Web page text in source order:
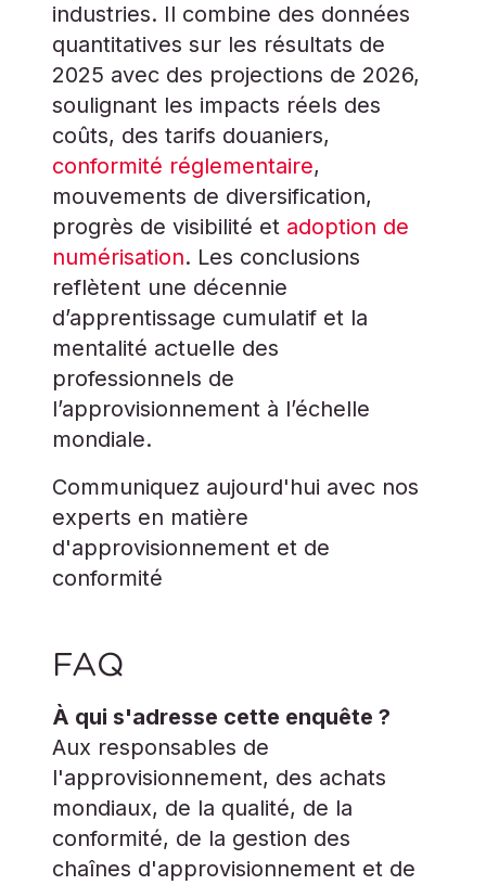
industries. Il combine des données
quantitatives sur les résultats de
2025 avec des projections de 2026,
soulignant les impacts réels des
coûts, des tarifs douaniers,
conformité réglementaire,
mouvements de diversification,
progrès de visibilité et adoption de
numérisation. Les conclusions
reflètent une décennie
d’apprentissage cumulatif et la
mentalité actuelle des
professionnels de
l’approvisionnement à l’échelle
mondiale.
Communiquez aujourd'hui avec nos
experts en matière
d'approvisionnement et de
conformité
FAQ
À qui s'adresse cette enquête ?
Aux responsables de
l'approvisionnement, des achats
mondiaux, de la qualité, de la
conformité, de la gestion des
chaînes d'approvisionnement et de